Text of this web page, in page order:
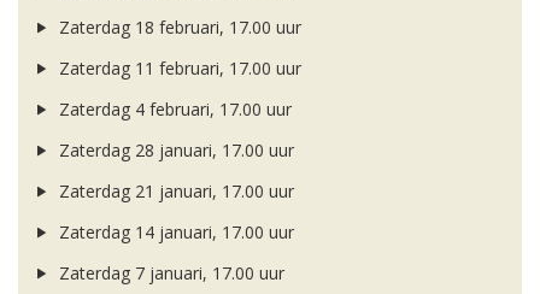
Zaterdag 18 februari, 17.00 uur
Zaterdag 11 februari, 17.00 uur
Zaterdag 4 februari, 17.00 uur
Zaterdag 28 januari, 17.00 uur
Zaterdag 21 januari, 17.00 uur
Zaterdag 14 januari, 17.00 uur
Zaterdag 7 januari, 17.00 uur